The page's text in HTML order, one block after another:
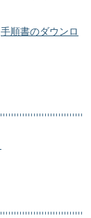
手順書のダウンロ